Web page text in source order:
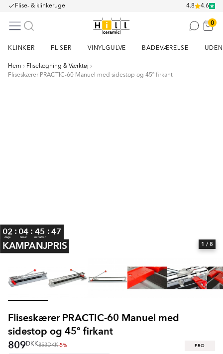
Flise- & klinkeruge 4.8 4.6
0
KLINKER FLISER VINYLGULVE BADEVÆRELSE
Hem
Fliselægning & Værktøj
Fliseskærer PRACTIC-60 Manuel med sidestop og 45º firkant
02
dage
: 04
timer
: 45
minutter
:47
KAMPANJPRIS 1 / 8
Fliseskærer PRACTIC-60 Manuel med
sidestop og 45º firkant
809DKK853DKK-5% PRO